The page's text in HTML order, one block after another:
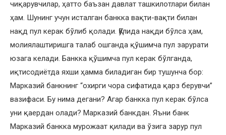
чиқарувчилар, ҳатто баъзан давлат ташкилотлари билан
ҳам. Шунинг учун исталган банкка вақти-вақти билан
нақд пул керак бўлиб қолади. Қўлида нақди бўлса ҳам,
молиялаштиришга талаб ошганда қўшимча пул зарурати
юзага келади. Банкка қўшимча пул керак бўлганда,
иқтисодиётда яхши ҳамма биладиган бир тушунча бор:
Марказий банкнинг “охирги чора сифатида қарз берувчи”
вазифаси. Бу нима дегани? Агар банкка пул керак бўлса
уни қаердан олади? Марказий банкдан. Яъни банк
Марказий банкка мурожаат қилади ва ўзига зарур пул